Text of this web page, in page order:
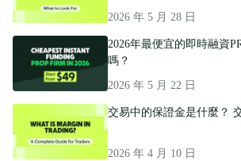
2026 年 5 月 28 日
2026年最便宜的即時融資
嗎？
2026 年 5 月 22 日
交易中的保證金是什麼？
2026 年 4 月 10 日